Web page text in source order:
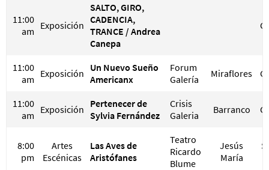
11:00
am Exposición
SALTO, GIRO,
CADENCIA,
TRANCE / Andrea
Canepa
11:00
am Exposición Un Nuevo Sueño
Americanx
Forum
Galería
Miraflores
11:00
am Exposición Pertenecer de
Sylvia Fernández
Crisis
Galeria
Barranco
8:00
pm
Artes
Escénicas
Las Aves de
Aristófanes
Teatro
Ricardo
Blume
Jesús
María